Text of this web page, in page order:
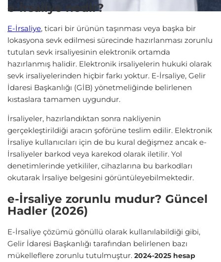
e-İrsaliye nedir?
E-İrsaliye, ticari bir ürünün taşınması veya başka bir
lokasyona sevk edilmesi sürecinde hazırlanması zorunlu
tutulan sevk irsaliyesinin elektronik ortamda
hazırlanmış halidir. Elektronik irsaliyelerin hukuki olarak
sevk irsaliyelerinden hiçbir farkı yoktur. E-İrsaliye, Gelir
İdaresi Başkanlığı (GİB) yönetmeliğinde belirlenen
kıstaslara tamamen uygundur.
İrsaliyeler, hazırlandıktan sonra nakliyenin
gerçekleştirildiği aracın şoförüne teslim edilir. Elektronik
İrsaliye kullanıcıları için de bu kural değişmez ancak e-
İrsaliyeler barkod veya karekod olarak iletilir. Yol
denetimlerinde yetkililer, cihazlarına bu barkodları
okutarak İrsaliye belgesini görüntüleyebilmektedir.
e-İrsaliye zorunlu mudur? Güncel
Hadler (2026)
E-İrsaliye çözümü gönüllü olarak kullanılabildiği gibi,
Gelir İdaresi Başkanlığı tarafından belirlenen bazı
mükelleflere zorunlu tutulmuştur. 2024-2025 hesap